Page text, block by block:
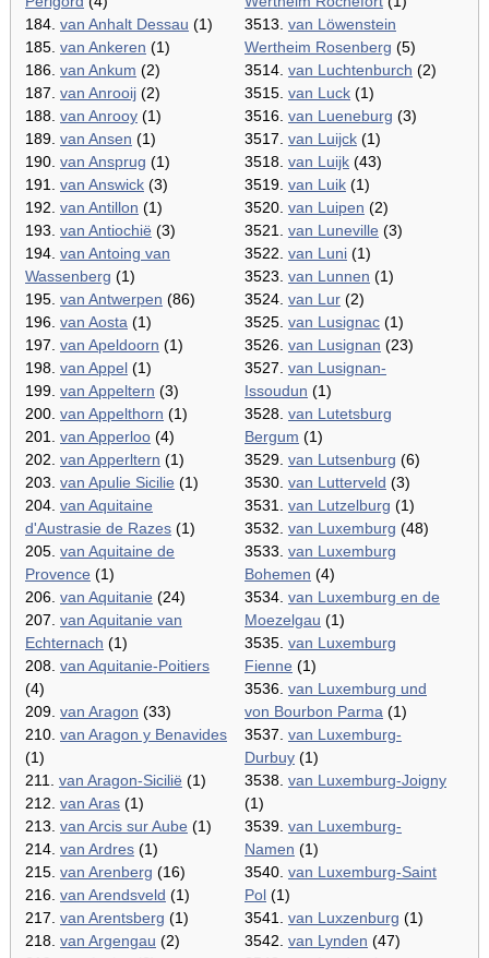
184. van Anhalt Dessau (1)
185. van Ankeren (1)
186. van Ankum (2)
187. van Anrooij (2)
188. van Anrooy (1)
189. van Ansen (1)
190. van Ansprug (1)
191. van Answick (3)
192. van Antillon (1)
193. van Antiochië (3)
194. van Antoing van
Wassenberg (1)
195. van Antwerpen (86)
196. van Aosta (1)
197. van Apeldoorn (1)
198. van Appel (1)
199. van Appeltern (3)
200. van Appelthorn (1)
201. van Apperloo (4)
202. van Apperltern (1)
203. van Apulie Sicilie (1)
204. van Aquitaine
d'Austrasie de Razes (1)
205. van Aquitaine de
Provence (1)
206. van Aquitanie (24)
207. van Aquitanie van
Echternach (1)
208. van Aquitanie-Poitiers
(4)
209. van Aragon (33)
210. van Aragon y Benavides
(1)
211. van Aragon-Sicilië (1)
212. van Aras (1)
213. van Arcis sur Aube (1)
214. van Ardres (1)
215. van Arenberg (16)
216. van Arendsveld (1)
217. van Arentsberg (1)
218. van Argengau (2)
3513. van Löwenstein
Wertheim Rosenberg (5)
3514. van Luchtenburch (2)
3515. van Luck (1)
3516. van Lueneburg (3)
3517. van Luijck (1)
3518. van Luijk (43)
3519. van Luik (1)
3520. van Luipen (2)
3521. van Luneville (3)
3522. van Luni (1)
3523. van Lunnen (1)
3524. van Lur (2)
3525. van Lusignac (1)
3526. van Lusignan (23)
3527. van Lusignan-
Issoudun (1)
3528. van Lutetsburg
Bergum (1)
3529. van Lutsenburg (6)
3530. van Lutterveld (3)
3531. van Lutzelburg (1)
3532. van Luxemburg (48)
3533. van Luxemburg
Bohemen (4)
3534. van Luxemburg en de
Moezelgau (1)
3535. van Luxemburg
Fienne (1)
3536. van Luxemburg und
von Bourbon Parma (1)
3537. van Luxemburg-
Durbuy (1)
3538. van Luxemburg-Joigny
(1)
3539. van Luxemburg-
Namen (1)
3540. van Luxemburg-Saint
Pol (1)
3541. van Luxzenburg (1)
3542. van Lynden (47)